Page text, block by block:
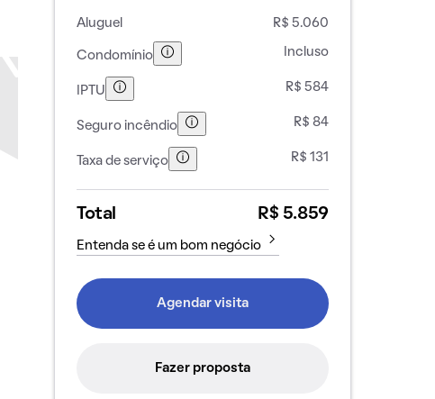
Aluguel R$ 5.060
Condomínio Incluso
IPTU R$ 584
Seguro incêndio R$ 84
Taxa de serviço R$ 131
Total R$ 5.859
Entenda se é um bom negócio
Agendar visita
Fazer proposta